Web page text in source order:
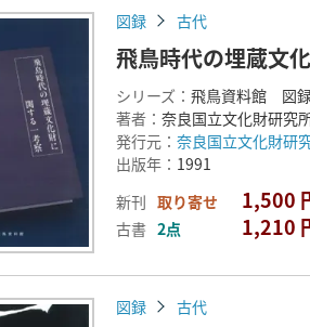
図録 古代
飛鳥時代の埋蔵文
シリーズ： 飛鳥資料館 図
著者： 奈良国立文化財研
発行元： 奈良国立文化財研
出版年： 1991
新刊 取り寄せ 1,500
古書 2点 1,210
図録 古代